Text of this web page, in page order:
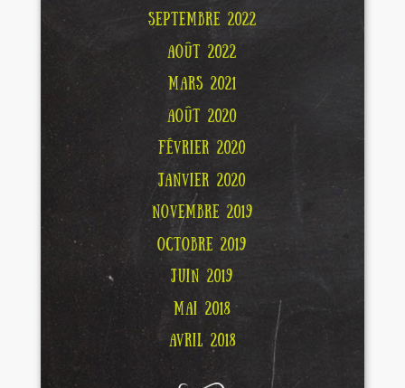
SEPTEMBRE 2022
AOÛT 2022
MARS 2021
AOÛT 2020
FÉVRIER 2020
JANVIER 2020
NOVEMBRE 2019
OCTOBRE 2019
JUIN 2019
MAI 2018
AVRIL 2018